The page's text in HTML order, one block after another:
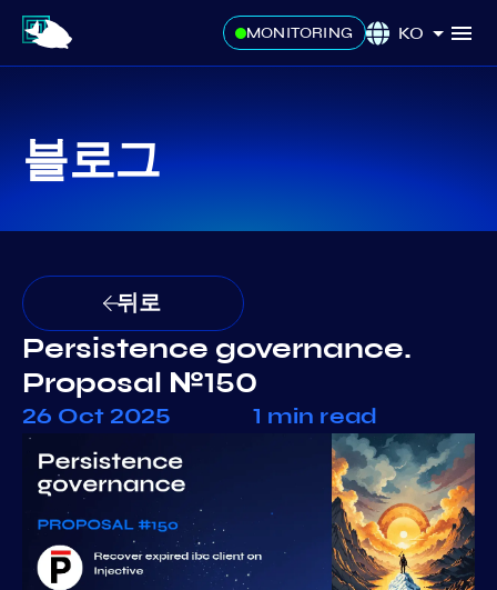
MONITORING KO
블로그
뒤로
Persistence governance.
Proposal №150
26 Oct 2025 1 min read